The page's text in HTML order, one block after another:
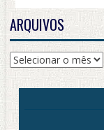
ARQUIVOS
Arquivos